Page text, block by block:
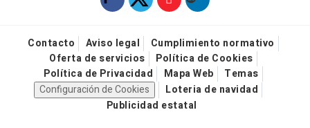
Contacto Aviso legal
Cumplimiento normativo
Oferta de servicios
Política de Cookies
Política de Privacidad
Mapa Web
Temas
Configuración de Cookies
Loteria de navidad
Publicidad estatal